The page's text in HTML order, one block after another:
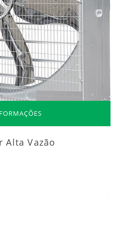
Alta Vazão